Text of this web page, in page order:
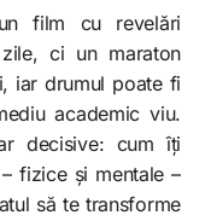
film cu revelări
ci un maraton
iar drumul poate fi
academic viu.
decisive: cum îți
fizice și mentale –
să te transforme